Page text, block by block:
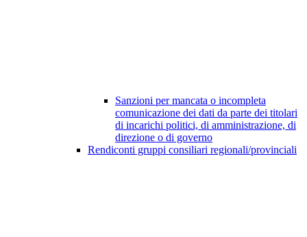
Sanzioni per mancata o incompleta
comunicazione dei dati da parte dei titolari
di incarichi politici, di amministrazione, di
direzione o di governo
Rendiconti gruppi consiliari regionali/provinciali